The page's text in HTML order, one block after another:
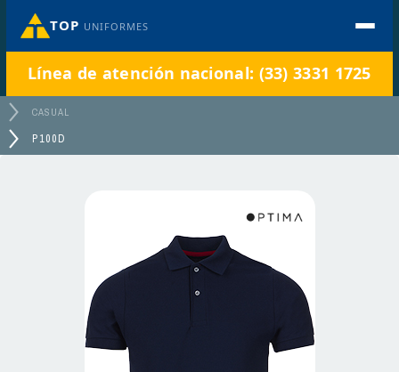
TOP UNIFORMES
Línea de atención nacional: (33) 3331 1725
CASUAL
P100D